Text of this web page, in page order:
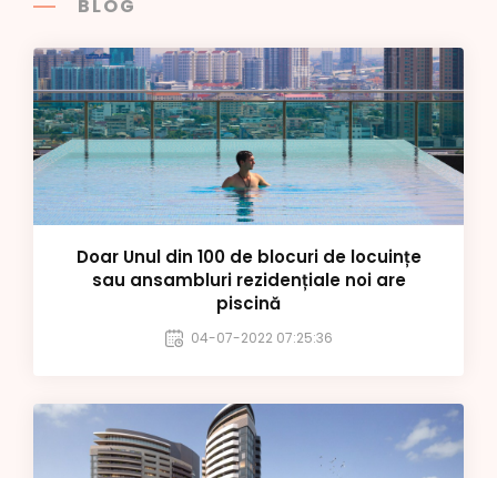
BLOG
Doar Unul din 100 de blocuri de locuințe
sau ansambluri rezidențiale noi are
piscină
04-07-2022 07:25:36